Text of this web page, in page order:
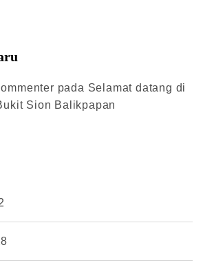
pada Selamat datang di
Sion Balikpapan